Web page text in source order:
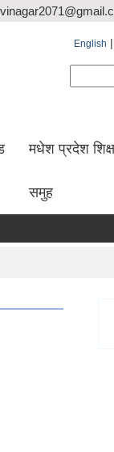
English
मधेश प्रदेश
समुह